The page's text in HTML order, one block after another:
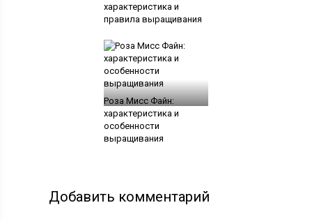
характеристика и
правила выращивания
Роза Мисс Файн:
характеристика и
особенности
выращивания
Добавить комментарий